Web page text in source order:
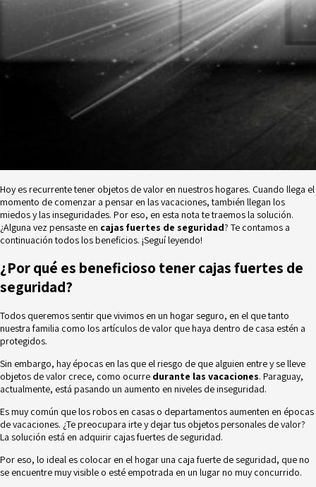
Hoy es recurrente tener objetos de valor en nuestros hogares. Cuando llega el
momento de comenzar a pensar en las vacaciones, también llegan los
miedos y las inseguridades. Por eso, en esta nota te traemos la solución.
¿Alguna vez pensaste en cajas fuertes de seguridad? Te contamos a
continuación todos los beneficios. ¡Seguí leyendo!
¿Por qué es beneficioso tener cajas fuertes de
seguridad?
Todos queremos sentir que vivimos en un hogar seguro, en el que tanto
nuestra familia como los artículos de valor que haya dentro de casa estén a
protegidos.
Sin embargo, hay épocas en las que el riesgo de que alguien entre y se lleve
objetos de valor crece, como ocurre durante las vacaciones. Paraguay,
actualmente, está pasando un aumento en niveles deinseguridad.
Es muy común que los robos en casas o departamentos aumenten en épocas
de vacaciones. ¿Te preocupara irte y dejar tus objetos personales de valor?
La solución está en adquirir cajas fuertes de seguridad.
Por eso, lo ideal es colocar en el hogar una caja fuerte de seguridad, que no
se encuentre muy visible o esté empotrada en un lugar no muy concurrido.